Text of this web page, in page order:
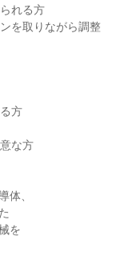
れる方
を取りながら調整
方
な方
体、
を